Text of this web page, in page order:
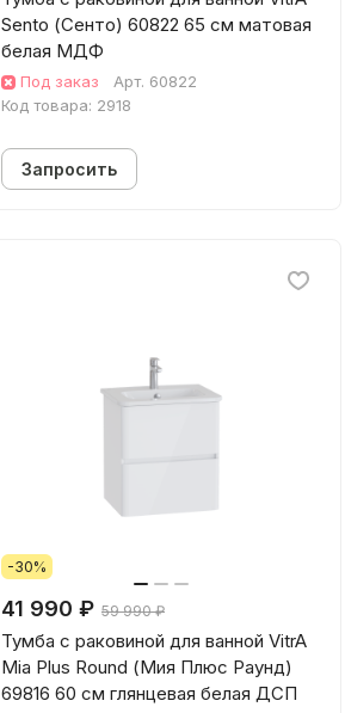
Sento (Сенто) 60822 65 см матовая
белая МДФ
Под заказ Арт. 60822
Код товара: 2918
Запросить
-30%
41 990 ₽ 59 990 ₽
Тумба с раковиной для ванной VitrA
Mia Plus Round (Мия Плюс Раунд)
69816 60 см глянцевая белая ДСП